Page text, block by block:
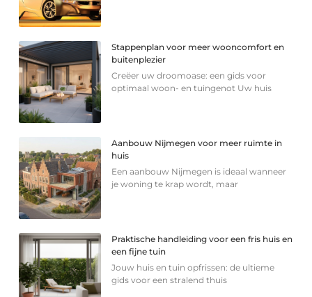
Stappenplan voor meer wooncomfort en
buitenplezier
Creëer uw droomoase: een gids voor
optimaal woon- en tuingenot Uw huis
Aanbouw Nijmegen voor meer ruimte in
huis
Een aanbouw Nijmegen is ideaal wanneer
je woning te krap wordt, maar
Praktische handleiding voor een fris huis en
een fijne tuin
Jouw huis en tuin opfrissen: de ultieme
gids voor een stralend thuis